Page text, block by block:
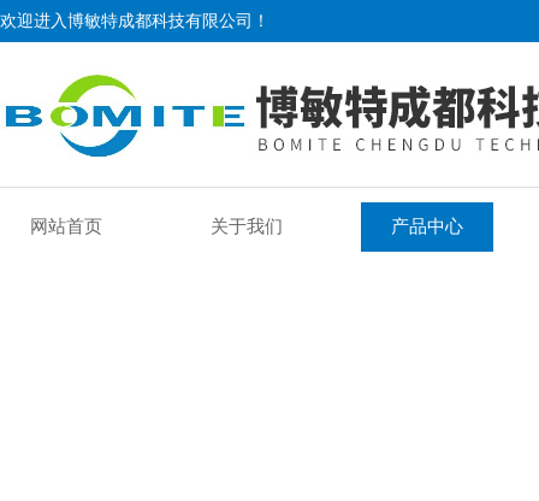
欢迎进入博敏特成都科技有限公司！
网站首页 关于我们 产品中心